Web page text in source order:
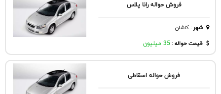
فروش حواله رانا پلاس
شهر:كاشان
قیمت حواله :35 میلیون
فروش حواله اسقاطی